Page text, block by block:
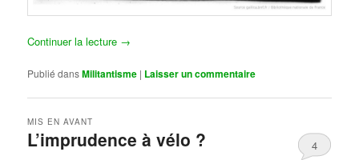
Continuer la lecture →
Publié dansMilitantisme | Laisser un commentaire
L’imprudence à vélo ?
MIS EN AVANT
4